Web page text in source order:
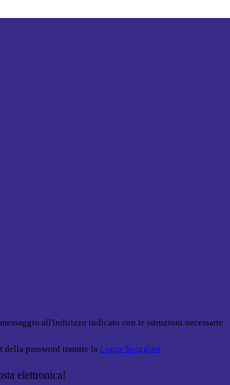
all'indirizzo indicato con le istruzioni necessarie.
della password tramite la Login Spaggiari
elettronica!